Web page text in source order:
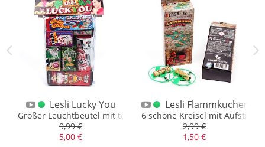
Show 1 Lesli Lucky You
Großer Leuchtbeutel mit teils verrückten Fontänen
9,99 €
5,00 €
Lesli Flammkuchen
6 schöne Kreisel mit
2,99 €
1,50 €